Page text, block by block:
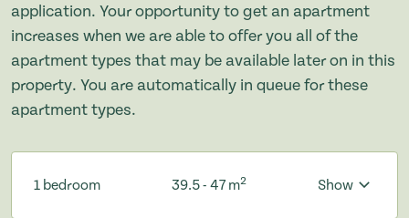
application. Your opportunity to get an apartment
increases when we are able to offer you all of the
apartment types that may be available later on in this
property. You are automatically in queue for these
apartment types.
1 bedroom 39.5 - 47 m2 Show